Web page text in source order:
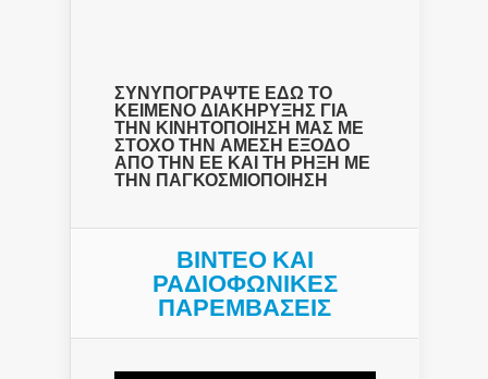
ΣΥΝΥΠΟΓΡΑΨΤΕ ΕΔΩ ΤΟ
ΚΕΙΜΕΝΟ ΔΙΑΚΗΡΥΞΗΣ ΓΙΑ
ΤΗΝ ΚΙΝΗΤΟΠΟΙΗΣΗ ΜΑΣ ΜΕ
ΣΤΟΧΟ ΤΗΝ ΑΜΕΣΗ ΕΞΟΔΟ
ΑΠΟ ΤΗΝ ΕΕ ΚΑΙ ΤΗ ΡΗΞΗ ΜΕ
ΤΗΝ ΠΑΓΚΟΣΜΙΟΠΟΙΗΣΗ
ΒΙΝΤΕΟ ΚΑΙ
ΡΑΔΙΟΦΩΝΙΚΕΣ
ΠΑΡΕΜΒΑΣΕΙΣ